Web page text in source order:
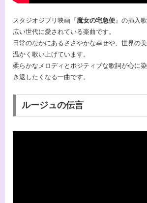
スタジオジブリ映画『魔女の宅急便』の挿入
広い世代に愛されている楽曲です。
日常のなかにあるささやかな幸せや、世界の
温かく歌い上げています。
柔らかなメロディとポジティブな歌詞が心に
き返したくなる一曲です。
ルージュの伝言